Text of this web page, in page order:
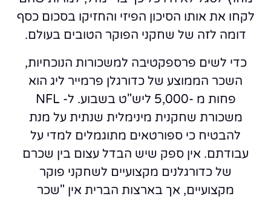
לקחו את אותו הסיכון הפיזי והחזיקו בסכום כסף
דומה לזה של שחקני הפוקר הטובים בעולם.
כדי לשים פרספקטיבה למשכורות הנוכחיות,
השכר הממוצע של כדורגלן פרמייר ליג הוא
פחות מ -5,000 ליש"ט בשבוע. ל- NFL
משכורת שחקנית מינימלית שנתית על מנת
להבטיח כי ספורטאים מתוגמלים למדי על
עבודתם. אין ספק שיש הבדל עצום בין שכרם
של כדורגלנים מקצועיים לשחקני פוקר
מקצועיים, אך בארצות הברית אין "שכר